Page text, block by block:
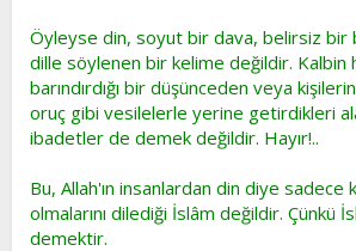
Öyleyse din, soyut bir dava, belirsiz bir
dille söylenen bir kelime değildir. Kalbin
barındırdığı bir düşünceden veya
oruç gibi vesilelerle yerine getirdikleri
ibadetler de demek değildir. Hayır!..
Bu, Allah'ın insanlardan din diye sadece
olmalarını dilediği İslâm değildir. Çünkü
demektir.